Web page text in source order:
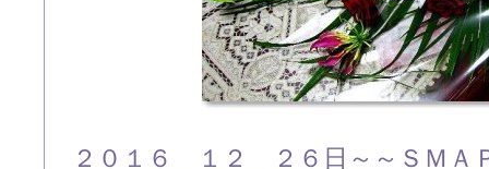
２０１６ １２ ２６日～～ＳＭＡ